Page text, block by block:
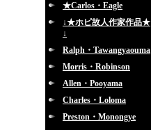
★Carlos・Eagle
↓★ホピ故人作家作品★
↓
Ralph・Tawangyaouma
Morris・Robinson
Allen・Pooyama
Charles・Loloma
Preston・Monongye